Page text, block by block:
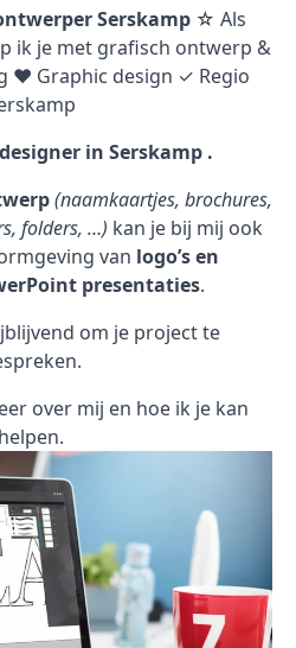
Serskamp ☆ Als
ik je met grafisch ontwerp &
♥ Graphic design ✓ Regio
in Serskamp .
(naamkaartjes, brochures,
folders, …) kan je bij mij ook
van logo’s en
presentaties.
om je project te
over mij en hoe ik je kan
helpen.